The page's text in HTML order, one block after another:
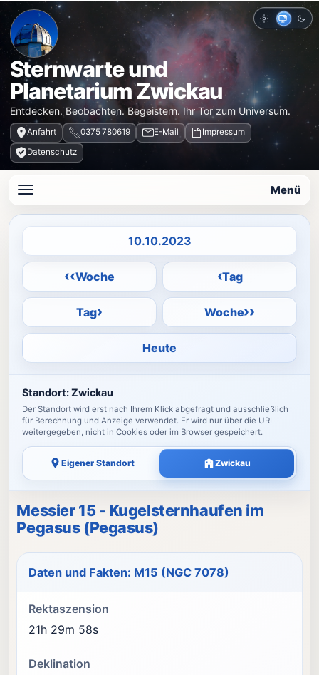
Sternwarte und
Planetarium Zwickau
Entdecken. Beobachten. Begeistern. Ihr Tor zum Universum.
Anfahrt 0375 780619 E-Mail
Impressum
Datenschutz
Hell Auto
Menü
‹‹Woche ‹Tag
Datum auswählen
Tag› Woche››
Heute
Standort:Zwickau
Der Standort wird erst nach Ihrem Klick abgefragt und ausschließlich
für Berechnung und Anzeige verwendet. Er wird nur über die URL
weitergegeben, nicht in Cookies oder im Browser gespeichert.
Eigener Standort Zwickau
Messier 15 - Kugelsternhaufen im
Pegasus (Pegasus)
Daten und Fakten: M15 (NGC 7078)
Rektaszension
21h 29m 58s
Deklination